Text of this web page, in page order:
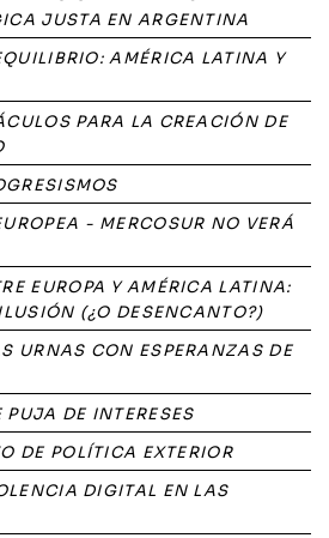
JUSTA EN ARGENTINA
AMÉRICA LATINA Y
PARA LA CREACIÓN DE
- MERCOSUR NO VERÁ
EUROPA Y AMÉRICA LATINA:
(¿O DESENCANTO?)
URNAS CON ESPERANZAS DE
DE INTERESES
DE POLÍTICA EXTERIOR
DIGITAL EN LAS